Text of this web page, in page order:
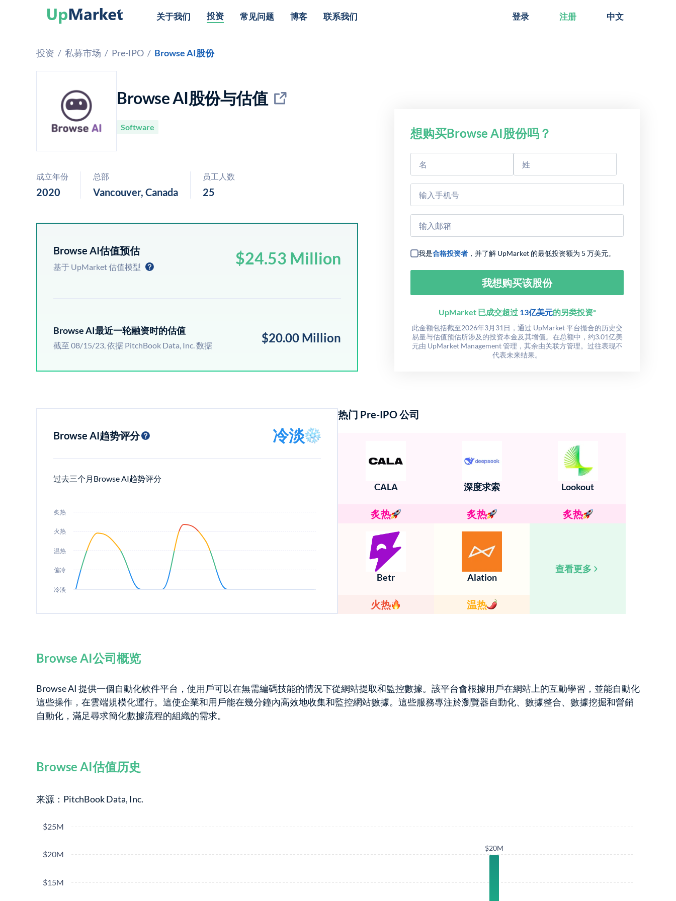
关于我们 投资 常见问题 博客 联系我们 登录 注册 中文
投资 / 私募市场 / Pre-IPO / Browse AI股份
Browse AI股份与估值
Software
成立年份
2020
总部
Vancouver, Canada
员工人数
25
Browse AI估值预估
基于 UpMarket 估值模型 $24.53 Million
Browse AI最近一轮融资时的估值
截至 08/15/23, 依据 PitchBook Data, Inc. 数据
$20.00 Million
想购买Browse AI股份吗？
我是合格投资者 ，并了解 UpMarket 的最低投资额为 5 万美元。
我想购买该股份
UpMarket 已成交超过 13亿美元的另类投资*
此金额包括截至2026年3月31日，通过 UpMarket 平台撮合的历史交
易量与估值预估所涉及的投资本金及其增值。在总额中，约3.01亿美
元由 UpMarket Management 管理，其余由关联方管理。过往表现不
代表未来结果。
Browse AI趋势评分 冷淡
过去三个月Browse AI趋势评分
冷淡
偏冷
温热
火热
炙热
热门 Pre-IPO 公司
CALA
炙热
深度求索
炙热
Lookout
炙热
Betr
火热
Alation
温热
查看更多
Browse AI公司概览
Browse AI 提供一個自動化軟件平台，使用戶可以在無需編碼技能的情況下從網站提取和監控數據。該平台會根據用戶在網站上的互動學習，並能自動化
這些操作，在雲端規模化運行。這使企業和用戶能在幾分鐘內高效地收集和監控網站數據。這些服務專注於瀏覽器自動化、數據整合、數據挖掘和營銷
自動化，滿足尋求簡化數據流程的組織的需求。
Browse AI估值历史
来源：PitchBook Data, Inc.
$20M
$20M
$15M
$20M
$25M